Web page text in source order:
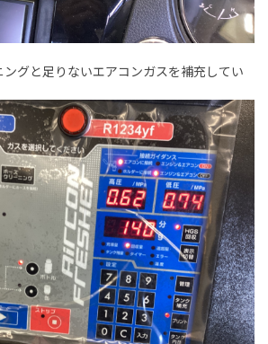
グと足りないエアコンガスを補充してい